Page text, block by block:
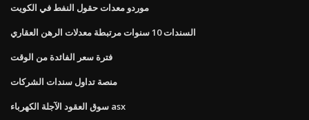
موردو معدات حقول النفط في الكويت
السندات 10 سنوات مرتبطة معدلات الرهن العقاري
فترة سعر الفائدة من الوقت
منصة تداول سندات الشركات
سوق العقود الآجلة الكهرباء asx